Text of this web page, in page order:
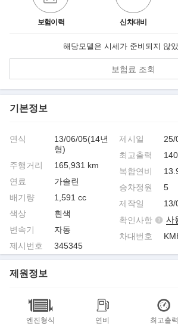
보험이력 신차대비
해당모델은 시세가 준비되지 않
보험료 조회
기본정보
연식
13/06/05(14년
형)
주행거리
165,931 km
연료
가솔린
배기량
1,591 cc
색상
흰색
변속기
자동
제시번호
345345
제시일
25/
최고출력
복합연비
승차정원
5
제작일
13/
확인사항
사
차대번호
제원정보
엔진형식 연비 최고출력